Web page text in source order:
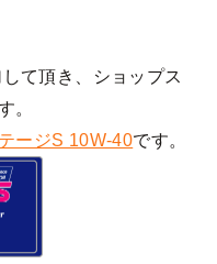
て頂き、ショップス
。
ージS 10W-40です。